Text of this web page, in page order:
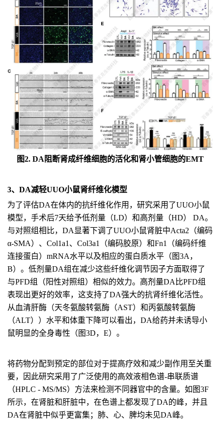
图2. DA阻断肾成纤维细胞的活化和肾小管细胞的EMT
3、DA减轻UUO小鼠肾纤维化模型
为了评估DA在体内的抗纤维化作用，研究采用了UUO小鼠
模型，手术后7天给予低剂量（LD）和高剂量（HD） DA。
与对照组相比，DA显著下调了UUO小鼠肾脏中Acta2（编码
α‐SMA）、Col1a1、Col3a1（编码胶原）和Fn1（编码纤维
连接蛋白）mRNA水平以及相应的蛋白质水平（图3A，
B）。低剂量DA组在减少这些纤维化调节因子方面取得了
与PFD组（阳性对照组）相似的效力。高剂量DA比PFD组
表现出更好的效率，这支持了DA强大的抗肾纤维化活性。
从血清肝酶（天冬氨酸转氨酶（AST）和丙氨酸转氨酶
（ALT））水平和体重下降可以看出，DA给药并未诱导小
鼠明显的全身毒性（图3D，E）。
将药物分配到预定的部位对于提高疗效和减少副作用至关重
要，因此研究采用了广泛使用的高效液相色谱-串联质谱
（HPLC - MS/MS）方法来检测不同器官中的含量。如图3F
所示，在肾脏和肝脏中，在色谱上都发现了DA的峰，并且
DA在肾脏中似乎更富集；肺、心、脾均未见DA峰。